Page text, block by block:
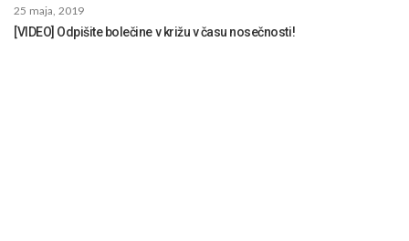
25 maja, 2019
[VIDEO] Odpišite bolečine v križu v času nosečnosti!